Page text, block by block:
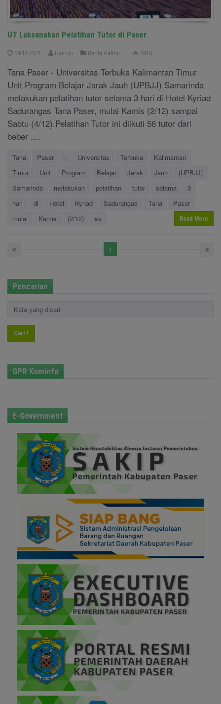
UT Laksanakan Pelatihan Tutor di Paser
04-12-2021 Hairuni Berita Kaltim 2816
Tana Paser - Universitas Terbuka Kalimantan Timur
Unit Program Belajar Jarak Jauh (UPBJJ) Samarinda
melakukan pelatihan tutor selama 3 hari di Hotel Kyriad
Sadurangas Tana Paser, mulai Kamis (2/12) sampai
Sabtu (4/12).Pelatihan Tutor ini diikuti 56 tutor dari
beber ....
Tana Paser - Universitas Terbuka
Kalimantan
Timur
Unit Program Belajar Jarak Jauh
(UPBJJ)
Samarinda
melakukan pelatihan tutor selama
3
hari
di Hotel Kyriad Sadurangas Tana
Paser
mulai
Kamis (2/12) sa Read More
1
Pencarian
Cari !
GPR Kominfo
E-Government